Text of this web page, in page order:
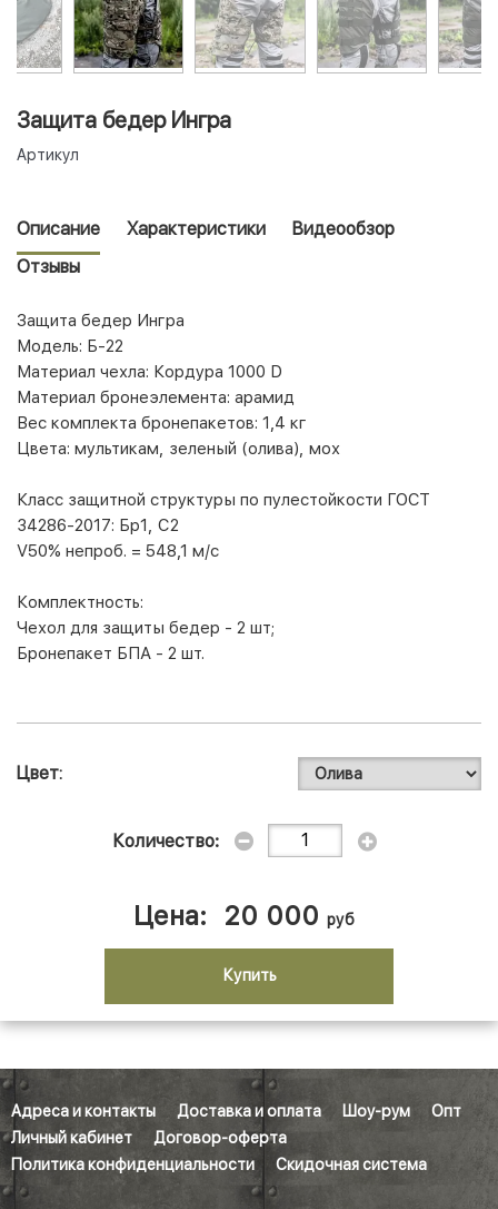
Защита бедер Ингра
Артикул
Описание Характеристики
Видеообзор
Отзывы
Защита бедер Ингра
Модель: Б-22
Материал чехла: Кордура 1000 D
Материал бронеэлемента: арамид
Вес комплекта бронепакетов: 1,4 кг
Цвета: мультикам, зеленый (олива), мох
Класс защитной структуры по пулестойкости ГОСТ
34286-2017: Бр1, С2
V50% непроб. = 548,1 м/с
Комплектность:
Чехол для защиты бедер - 2 шт;
Бронепакет БПА - 2 шт.
Цвет
Количество:
Цена: 20 000 руб
Купить
Адреса и контакты Доставка и оплата Шоу-рум
Опт
Личный кабинет
Договор-оферта
Политика конфиденциальности
Скидочная система